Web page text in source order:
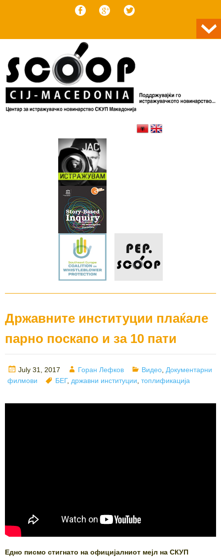
Државните институции плаќале
парно поскапо и за 10 пати
Posted
on
July 31, 2017 Author
Горан Лефков Categories
Видео Документарни
филмови
Tags
БЕГ, државни институции топлификација
Едно писмо стигнато на официјалниот мејл на СКУП